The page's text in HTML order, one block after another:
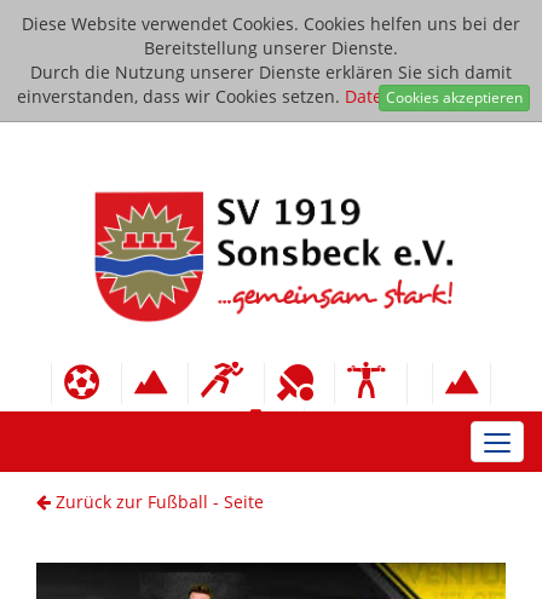
Diese Website verwendet Cookies. Cookies helfen uns bei der
Bereitstellung unserer Dienste.
Durch die Nutzung unserer Dienste erklären Sie sich damit
einverstanden, dass wir Cookies setzen. Datenschutzerklärung
Cookies akzeptieren
Zurück zur Fußball - Seite